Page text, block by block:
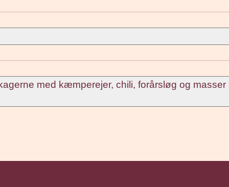
med kæmperejer, chili, forårsløg og masser